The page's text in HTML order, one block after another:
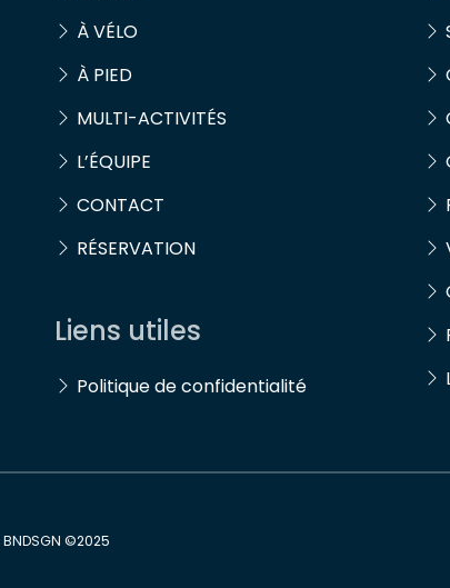
À VÉLO
À PIED
MULTI-ACTIVITÉS
L’ÉQUIPE
CONTACT
RÉSERVATION
Liens utiles
Politique de confidentialité
BNDSGN ©2025